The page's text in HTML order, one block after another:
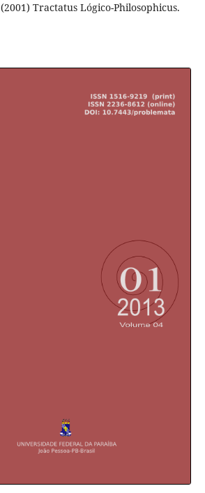
Tractatus Lógico-Philosophicus.